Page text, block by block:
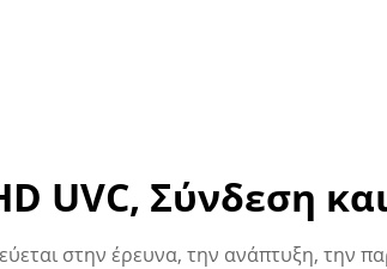
UVC, Σύνδεση
στην έρευνα, την ανάπτυξη, την